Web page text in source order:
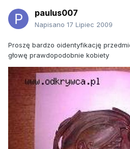
paulus007
Napisano 17 Lipiec 2009
Proszę bardzo oidentyfikację
głowę prawdopodobnie kobiety